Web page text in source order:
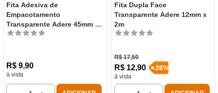
Fita Adesiva de
Empacotamento
Transparente Adere 45mm x
40m
R$ 9,90
à vista
Fita Dupla Face
Transparente Adere 12mm x
2m
R$ 17,50
R$ 12,90
à vista
-26%